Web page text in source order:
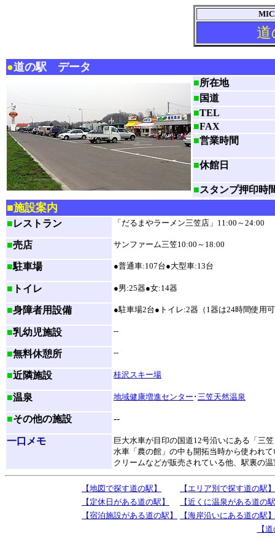
●道の駅 データ
■所在地
■ 国道
■TEL
■FAX
■営業時間
■休館日
■スタンプ押印時
■施設案内
■レストラン 「だるまやラーメン三笠店」11:00～24:00
■売店 サンファーム三笠10:00～18:00
■駐車場 ●普通車:107台●大型車:13台
■ トイレ ●男:25器●女:14器
■身障者用設備 ●駐車場2台●トイレ:2器（1器は24時間使用
■乳幼児施設 --
■無料休憩所 --
■近隣施設 桂沢スキー場
■温泉 地域健康増進センター ･三笠天然温泉
■その他の施設 --
一口メモ
巨大水車が目印の国道12号沿いにある「三
水車「農の館」の中も開拓当時から使われ
クリームなどが販売されている他、駅裏の
【地図で探す道の駅】
【エリア別で探す道の駅】
【定休日がある道の駅】
【近くに温泉がある道の
【宿泊施設がある道の駅】
【海岸沿いにある道の駅】
【